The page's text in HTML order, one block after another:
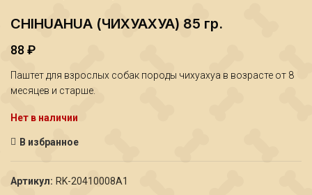
₽
CHIHUAHUA (ЧИХУАХУА) 85 гр.
88 ₽
Паштет для взрослых собак породы чихуахуа в возрасте от 8
месяцев и старше.
Нет в наличии
В избранное
Артикул: RK-20410008A1